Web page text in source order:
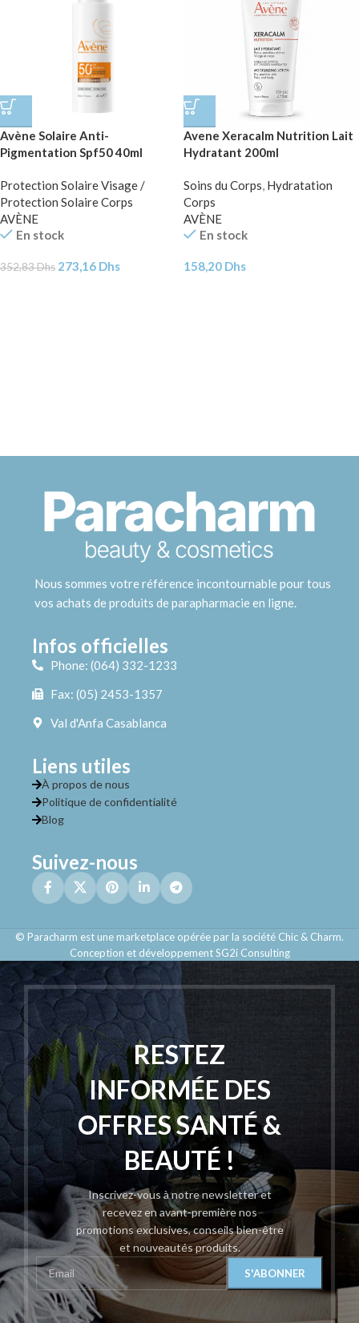
Avène Solaire Anti-
Pigmentation Spf50 40ml
Protection Solaire Visage /
Protection Solaire Corps
AVÈNE
En stock
352,83Dhs 273,16 Dhs
Avene Xeracalm Nutrition Lait
Hydratant 200ml
Soins du Corps, Hydratation
Corps
AVÈNE
En stock
158,20 Dhs
Nous sommes votre référence incontournable pour tous
vos achats de produits de parapharmacie en ligne.
Infos officielles
Phone: (064) 332-1233
Fax: (05) 2453-1357
Val d'Anfa Casablanca
Liens utiles
À propos de nous
Politique de confidentialité
Blog
Suivez-nous
© Paracharm est une marketplace opérée par la société Chic & Charm.
Conception et développement SG2i Consulting
RESTEZ
INFORMÉE DES
OFFRES SANTÉ &
BEAUTÉ !
Inscrivez-vous à notre newsletter et
recevez en avant-première nos
promotions exclusives, conseils bien-être
et nouveautés produits.